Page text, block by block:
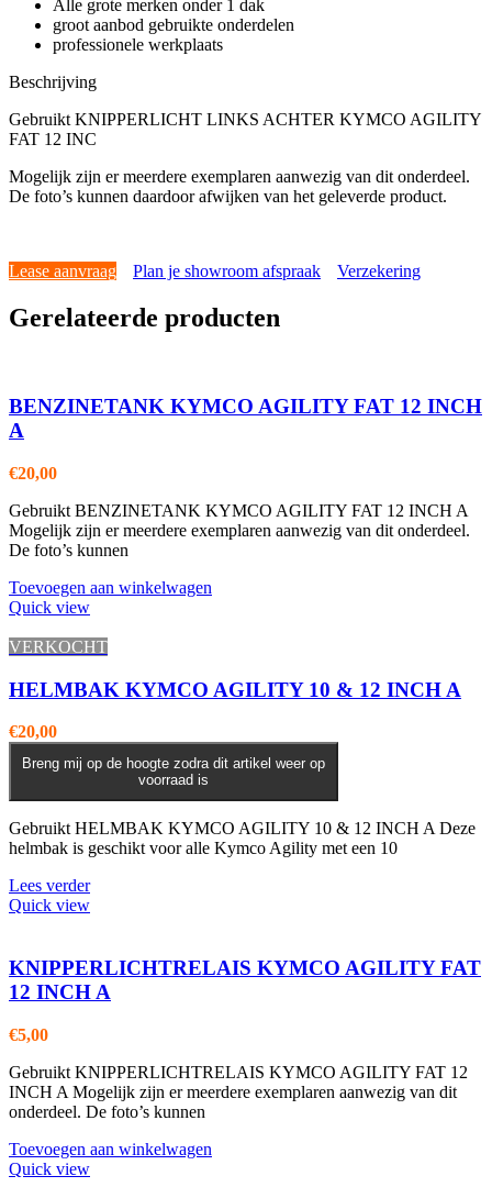
Alle grote merken onder 1 dak
groot aanbod gebruikte onderdelen
professionele werkplaats
Beschrijving
Gebruikt KNIPPERLICHT LINKS ACHTER KYMCO AGILITY
FAT 12 INC
Mogelijk zijn er meerdere exemplaren aanwezig van dit onderdeel.
De foto’s kunnen daardoor afwijken van het geleverde product.
Lease aanvraag Plan je showroom afspraak Verzekering
Gerelateerde producten
BENZINETANK KYMCO AGILITY FAT 12 INCH
A
€20,00
Gebruikt BENZINETANK KYMCO AGILITY FAT 12 INCH A
Mogelijk zijn er meerdere exemplaren aanwezig van dit onderdeel.
De foto’s kunnen
Toevoegen aan winkelwagen
Quick view
VERKOCHT
HELMBAK KYMCO AGILITY 10 & 12 INCH A
€20,00
Breng mij op de hoogte zodra dit artikel weer op
voorraad is
Gebruikt HELMBAK KYMCO AGILITY 10 & 12 INCH A Deze
helmbak is geschikt voor alle Kymco Agility met een 10
Lees verder
Quick view
KNIPPERLICHTRELAIS KYMCO AGILITY FAT
12 INCH A
€5,00
Gebruikt KNIPPERLICHTRELAIS KYMCO AGILITY FAT 12
INCH A Mogelijk zijn er meerdere exemplaren aanwezig van dit
onderdeel. De foto’s kunnen
Toevoegen aan winkelwagen
Quick view